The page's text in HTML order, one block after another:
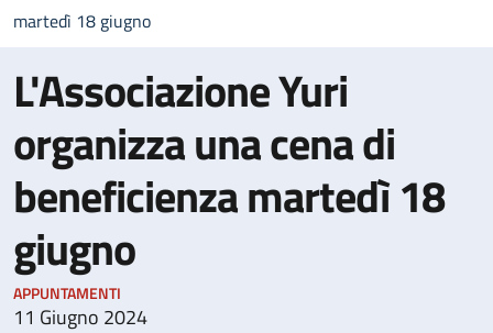
martedì 18 giugno
L'Associazione Yuri
organizza una cena di
beneficienza martedì 18
giugno
APPUNTAMENTI
11 Giugno 2024